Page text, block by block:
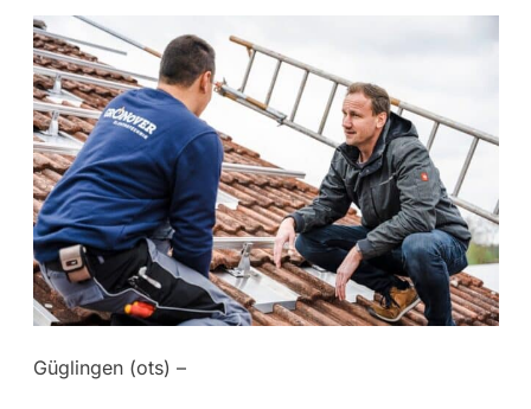
Güglingen (ots) –